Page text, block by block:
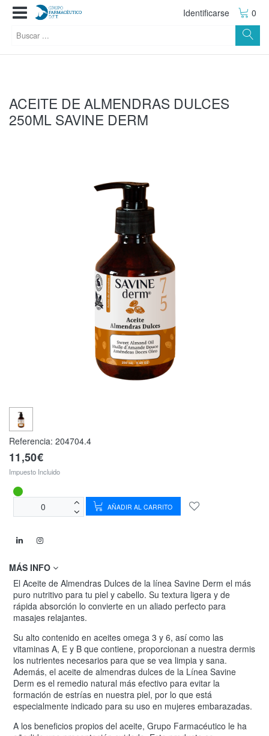
Identificarse 0
ACEITE DE ALMENDRAS DULCES
250ML SAVINE DERM
Referencia: 204704.4
11,50€
Impuesto Incluido
AÑADIR AL CARRITO
MÁS INFO
El Aceite de Almendras Dulces de la línea Savine Derm el más
puro nutritivo para tu piel y cabello. Su textura ligera y de
rápida absorción lo convierte en un aliado perfecto para
masajes relajantes.
Su alto contenido en aceites omega 3 y 6, así como las
vitaminas A, E y B que contiene, proporcionan a nuestra dermis
los nutrientes necesarios para que se vea limpia y sana.
Además, el aceite de almendras dulces de la Línea Savine
Derm es el remedio natural más efectivo para evitar la
formación de estrías en nuestra piel, por lo que está
especialmente indicado para su uso en mujeres embarazadas.
A los beneficios propios del aceite, Grupo Farmacéutico le ha